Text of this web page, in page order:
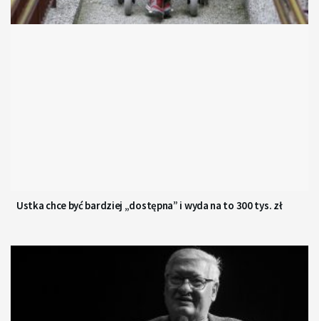
Ustka chce być bardziej „dostępna” i wyda na to 300 tys. zł